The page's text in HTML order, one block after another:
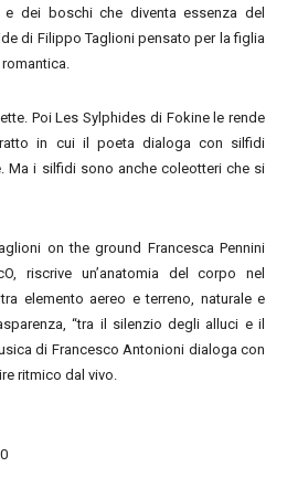
dei boschi che diventa essenza del
di Filippo Taglioni pensato per la figlia
Poi Les Sylphides di Fokine le rende
in cui il poeta dialoga con silfidi
Ma i silfidi sono anche coleotteri che si
on the ground Francesca Pennini
riscrive un’anatomia del corpo nel
elemento aereo e terreno, naturale e
“tra il silenzio degli alluci e il
di Francesco Antonioni dialoga con
ritmico dal vivo.